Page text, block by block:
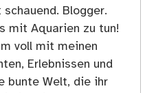
Blogger.
mit Aquarien zu tun!
voll mit meinen
Erlebnissen und
bunte Welt, die ihr